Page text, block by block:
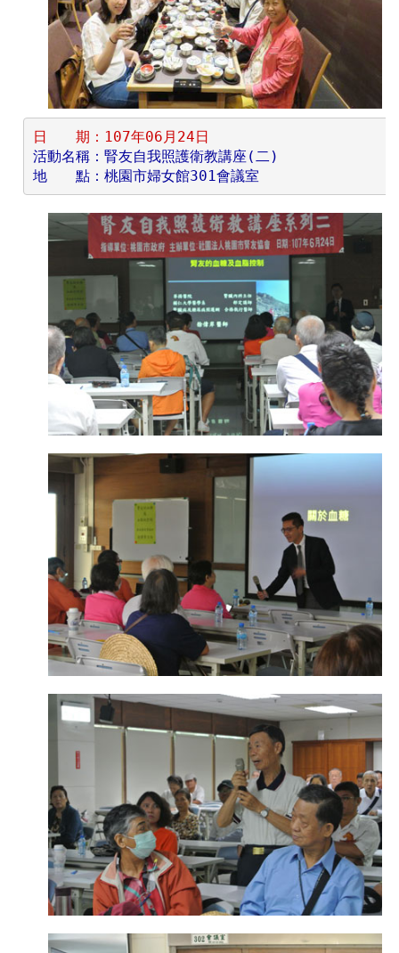
日　　期：107年06月24日
活動名稱：腎友自我照護衛教講座(二)
地　　點：桃園市婦女館301會議室